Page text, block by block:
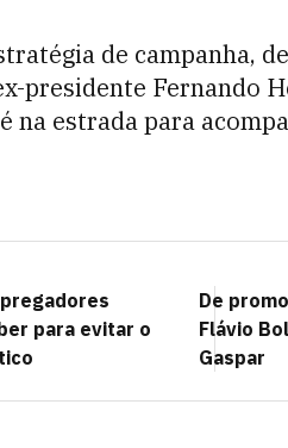
de campanha,
presidente Fernando
na estrada para
para evitar o
De
Flávio
Gaspar